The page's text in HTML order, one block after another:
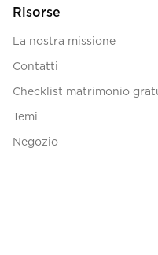
Risorse
La nostra missione
Contatti
Checklist matrimonio
Temi
Negozio